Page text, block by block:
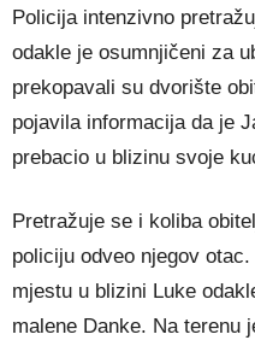
Policija intenzivno
odakle je osumnjičeni za
prekopavali su dvorište
pojavila informacija da je
prebacio u blizinu svoje
Pretražuje se i koliba
policiju odveo njegov
mjestu u blizini Luke
malene Danke. Na terenu